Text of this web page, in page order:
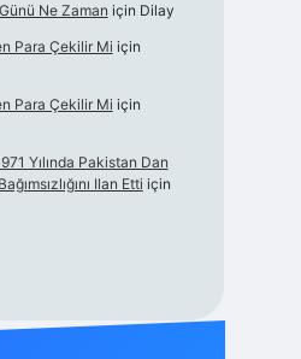
Ne Zaman için Dilay
Para Çekilir Mi için
Para Çekilir Mi için
Yılında Pakistan Dan
Ilan Etti için